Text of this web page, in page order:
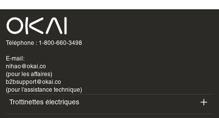
Téléphone : 1-800-660-3498
E-mail:
nihao@okai.co
(pour les affaires)
b2bsupport@okai.co
(pour l'assistance technique)
Trottinettes électriques